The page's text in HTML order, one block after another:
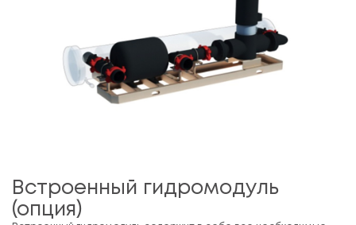
Встроенный гидромодуль
(опция)